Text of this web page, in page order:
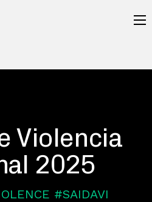
Violencia
2025
#SAIDAVI